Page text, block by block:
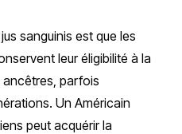
jus sanguinis est que les
leur éligibilité à la
parfois
Un Américain
peut acquérir la